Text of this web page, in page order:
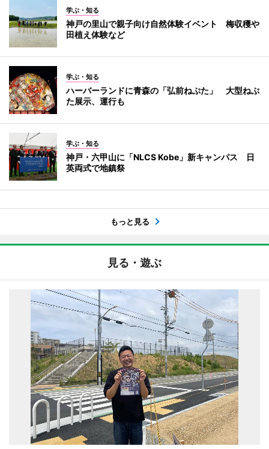
学ぶ・知る
神戸の里山で親子向け自然体験イベント 梅収穫や
田植え体験など
学ぶ・知る
ハーバーランドに青森の「弘前ねぷた」 大型ねぷ
た展示、運行も
学ぶ・知る
神戸・六甲山に「NLCS Kobe」新キャンパス 日
英両式で地鎮祭
もっと見る
見る・遊ぶ